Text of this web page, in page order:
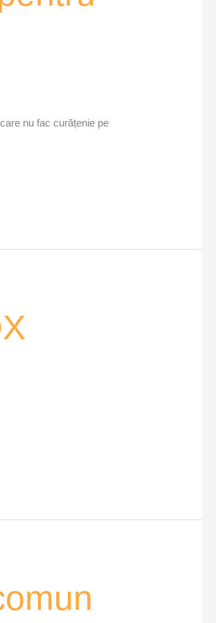
nu fac curățenie pe